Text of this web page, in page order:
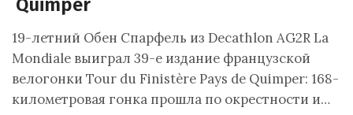
Quimper
19-летний Обен Спарфель из Decathlon AG2R La
Mondiale выиграл 39-е издание французской
велогонки Tour du Finistère Pays de Quimper: 168-
километровая гонка прошла по окрестности и…